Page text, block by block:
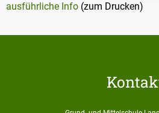
ausführliche Info (zum Drucken)